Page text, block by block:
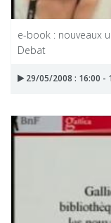
e-book : nouveaux
Debat
29/05/2008 : 16:00 -